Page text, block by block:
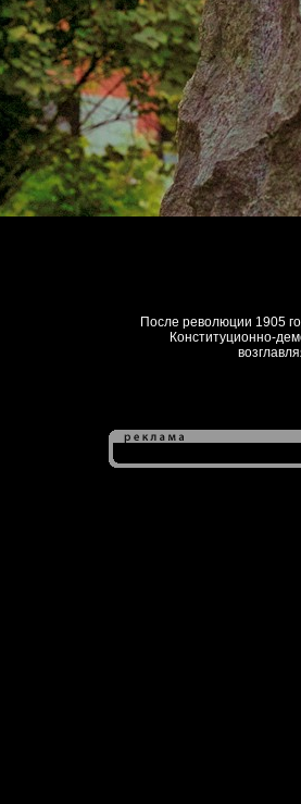
После революции 1905
Конституционно-